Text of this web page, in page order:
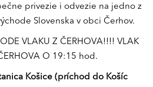
privezie i odvezie na jedno z
Slovenska v obci Čerhov.
VLAKU Z ČERHOVA!!!! VLAK
O 19:15 hod.
Košice (príchod do Košíc